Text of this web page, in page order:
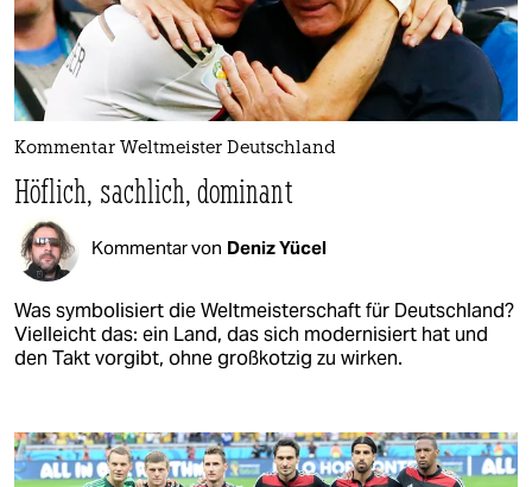
Kommentar Weltmeister Deutschland
Höflich, sachlich, dominant
Kommentar von Deniz Yücel
Was symbolisiert die Weltmeisterschaft für Deutschland?
Vielleicht das: ein Land, das sich modernisiert hat und
den Takt vorgibt, ohne großkotzig zu wirken.